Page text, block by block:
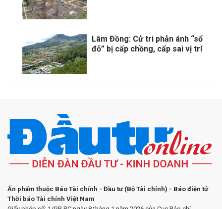
Lâm Đồng: Cử tri phản ánh “sổ
đỏ” bị cấp chồng, cấp sai vị trí
Ấn phẩm thuộc Báo Tài chính - Đầu tư (Bộ Tài chính) - Báo điện tử
Thời báo Tài chính Việt Nam